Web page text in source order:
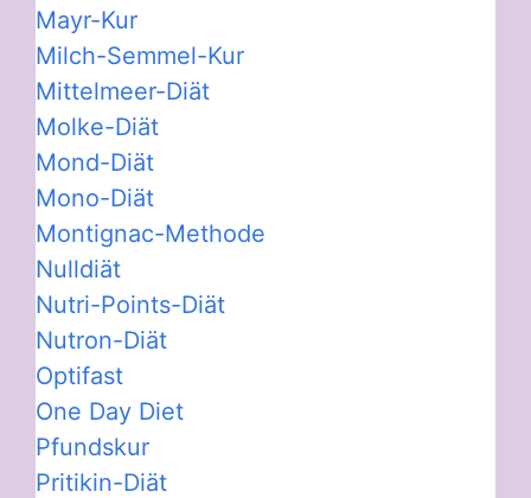
Mayr-Kur
Milch-Semmel-Kur
Mittelmeer-Diät
Molke-Diät
Mond-Diät
Mono-Diät
Montignac-Methode
Nulldiät
Nutri-Points-Diät
Nutron-Diät
Optifast
One Day Diet
Pfundskur
Pritikin-Diät